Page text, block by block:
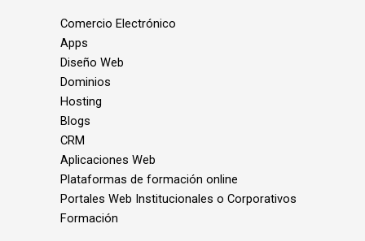
Comercio Electrónico
Apps
Diseño Web
Dominios
Hosting
Blogs
CRM
Aplicaciones Web
Plataformas de formación online
Portales Web Institucionales o Corporativos
Formación